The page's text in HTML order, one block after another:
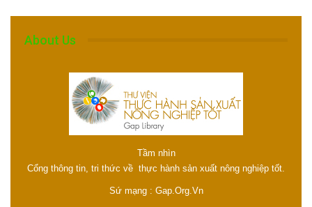
About Us
Tầm nhìn
Cổng thông tin, tri thức về thực hành sản xuất nông nghiệp tốt.
Sứ mạng : Gap.Org.Vn